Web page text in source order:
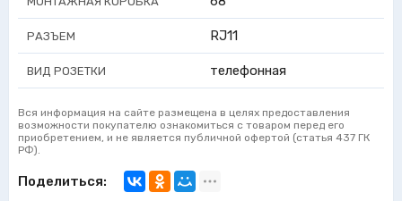
РАЗЪЕМ RJ11
ВИД РОЗЕТКИ телефонная
Вся информация на сайте размещена в целях предоставления
возможности покупателю ознакомиться с товаром перед его
приобретением, и не является публичной офертой (статья 437 ГК
РФ).
Поделиться: